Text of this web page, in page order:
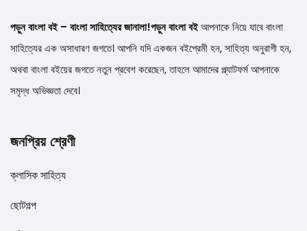
পড়ুন বাংলা বই – বাংলা সাহিত্যের জানালা!পড়ুন বাংলা বইআপনাকে নিয়ে যাবে বাংলা
সাহিত্যের এক অসাধারণ জগতে। আপনি যদি একজন বইপ্রেমী হন, সাহিত্য অনুরাগী হন,
অথবা বাংলা বইয়ের জগতে নতুন প্রবেশ করেছেন, তাহলে আমাদের প্ল্যাটফর্ম আপনাকে
সমৃদ্ধ অভিজ্ঞতা দেবে।
জনপ্রিয় শ্রেণী
ক্লাসিক সাহিত্য
ছোটগল্প